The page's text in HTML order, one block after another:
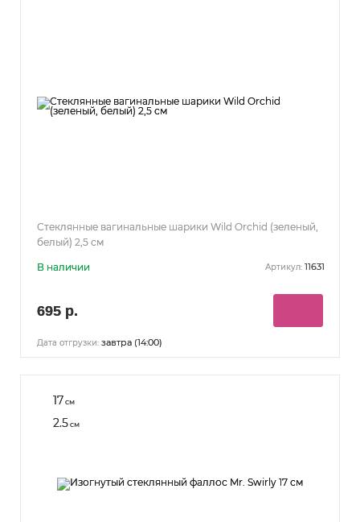
Стеклянные вагинальные шарики Wild Orchid (зеленый,
белый) 2,5 см
В наличии Артикул: 11631
695 р.
Дата отгрузки: завтра (14:00)
17см
2.5см